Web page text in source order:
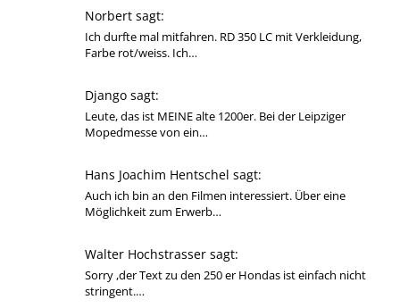
Norbert sagt:
Ich durfte mal mitfahren. RD 350 LC mit Verkleidung,
Farbe rot/weiss. Ich…
Django sagt:
Leute, das ist MEINE alte 1200er. Bei der Leipziger
Mopedmesse von ein…
Hans Joachim Hentschel sagt:
Auch ich bin an den Filmen interessiert. Über eine
Möglichkeit zum Erwerb…
Walter Hochstrasser sagt:
Sorry ,der Text zu den 250 er Hondas ist einfach nicht
stringent.…